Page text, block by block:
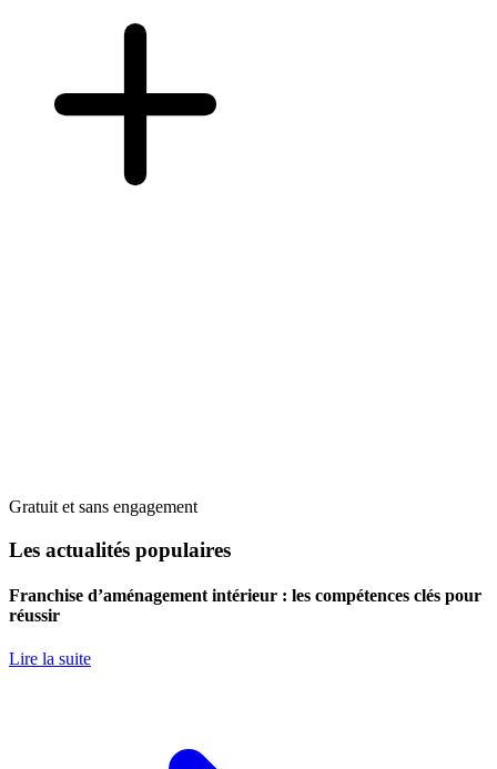
Gratuit et sans engagement
Les actualités populaires
Franchise d’aménagement intérieur : les compétences clés pour
réussir
Lire la suite